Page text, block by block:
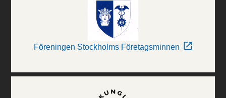
Föreningen Stockholms Företagsminnen